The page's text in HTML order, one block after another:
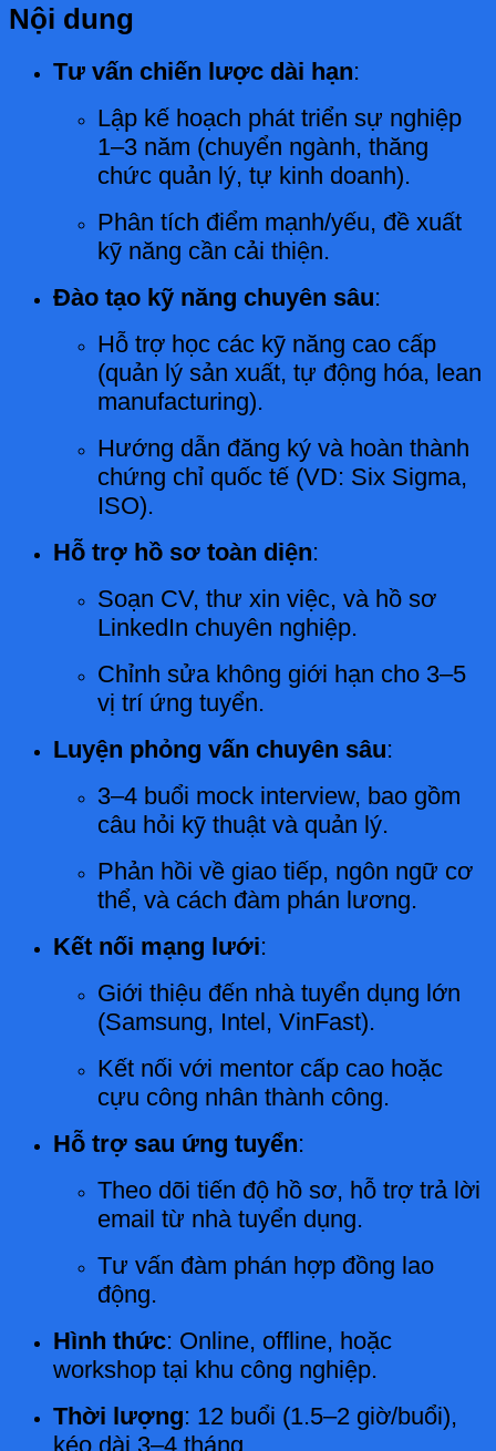
Nội dung
Tư vấn chiến lược dài hạn:
Lập kế hoạch phát triển sự nghiệp
1–3 năm (chuyển ngành, thăng
chức quản lý, tự kinh doanh).
Phân tích điểm mạnh/yếu, đề xuất
kỹ năng cần cải thiện.
Đào tạo kỹ năng chuyên sâu:
Hỗ trợ học các kỹ năng cao cấp
(quản lý sản xuất, tự động hóa, lean
manufacturing).
Hướng dẫn đăng ký và hoàn thành
chứng chỉ quốc tế (VD: Six Sigma,
ISO).
Hỗ trợ hồ sơ toàn diện:
Soạn CV, thư xin việc, và hồ sơ
LinkedIn chuyên nghiệp.
Chỉnh sửa không giới hạn cho 3–5
vị trí ứng tuyển.
Luyện phỏng vấn chuyên sâu:
3–4 buổi mock interview, bao gồm
câu hỏi kỹ thuật và quản lý.
Phản hồi về giao tiếp, ngôn ngữ cơ
thể, và cách đàm phán lương.
Kết nối mạng lưới:
Giới thiệu đến nhà tuyển dụng lớn
(Samsung, Intel, VinFast).
Kết nối với mentor cấp cao hoặc
cựu công nhân thành công.
Hỗ trợ sau ứng tuyển:
Theo dõi tiến độ hồ sơ, hỗ trợ trả lời
email từ nhà tuyển dụng.
Tư vấn đàm phán hợp đồng lao
động.
Hình thức: Online, offline, hoặc
workshop tại khu công nghiệp.
Thời lượng: 12 buổi (1.5–2 giờ/buổi),
kéo dài 3–4 tháng.